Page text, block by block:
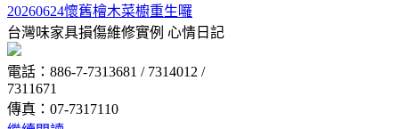
20260624懷舊檜木菜櫥重生囉
台灣味家具損傷維修實例 心情日記
電話：886-7-7313681 / 7314012 /
7311671
傳真：07-7317110